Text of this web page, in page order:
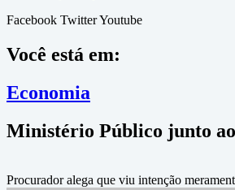
Facebook TwitterYoutube
Você está em:
Economia
Ministério Público junto ao
Procurador alega que viu intenção